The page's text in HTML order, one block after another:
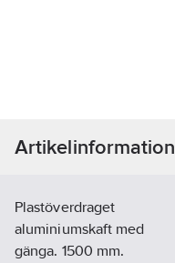
Artikelinformation
Plastöverdraget
aluminiumskaft med
gänga. 1500 mm.